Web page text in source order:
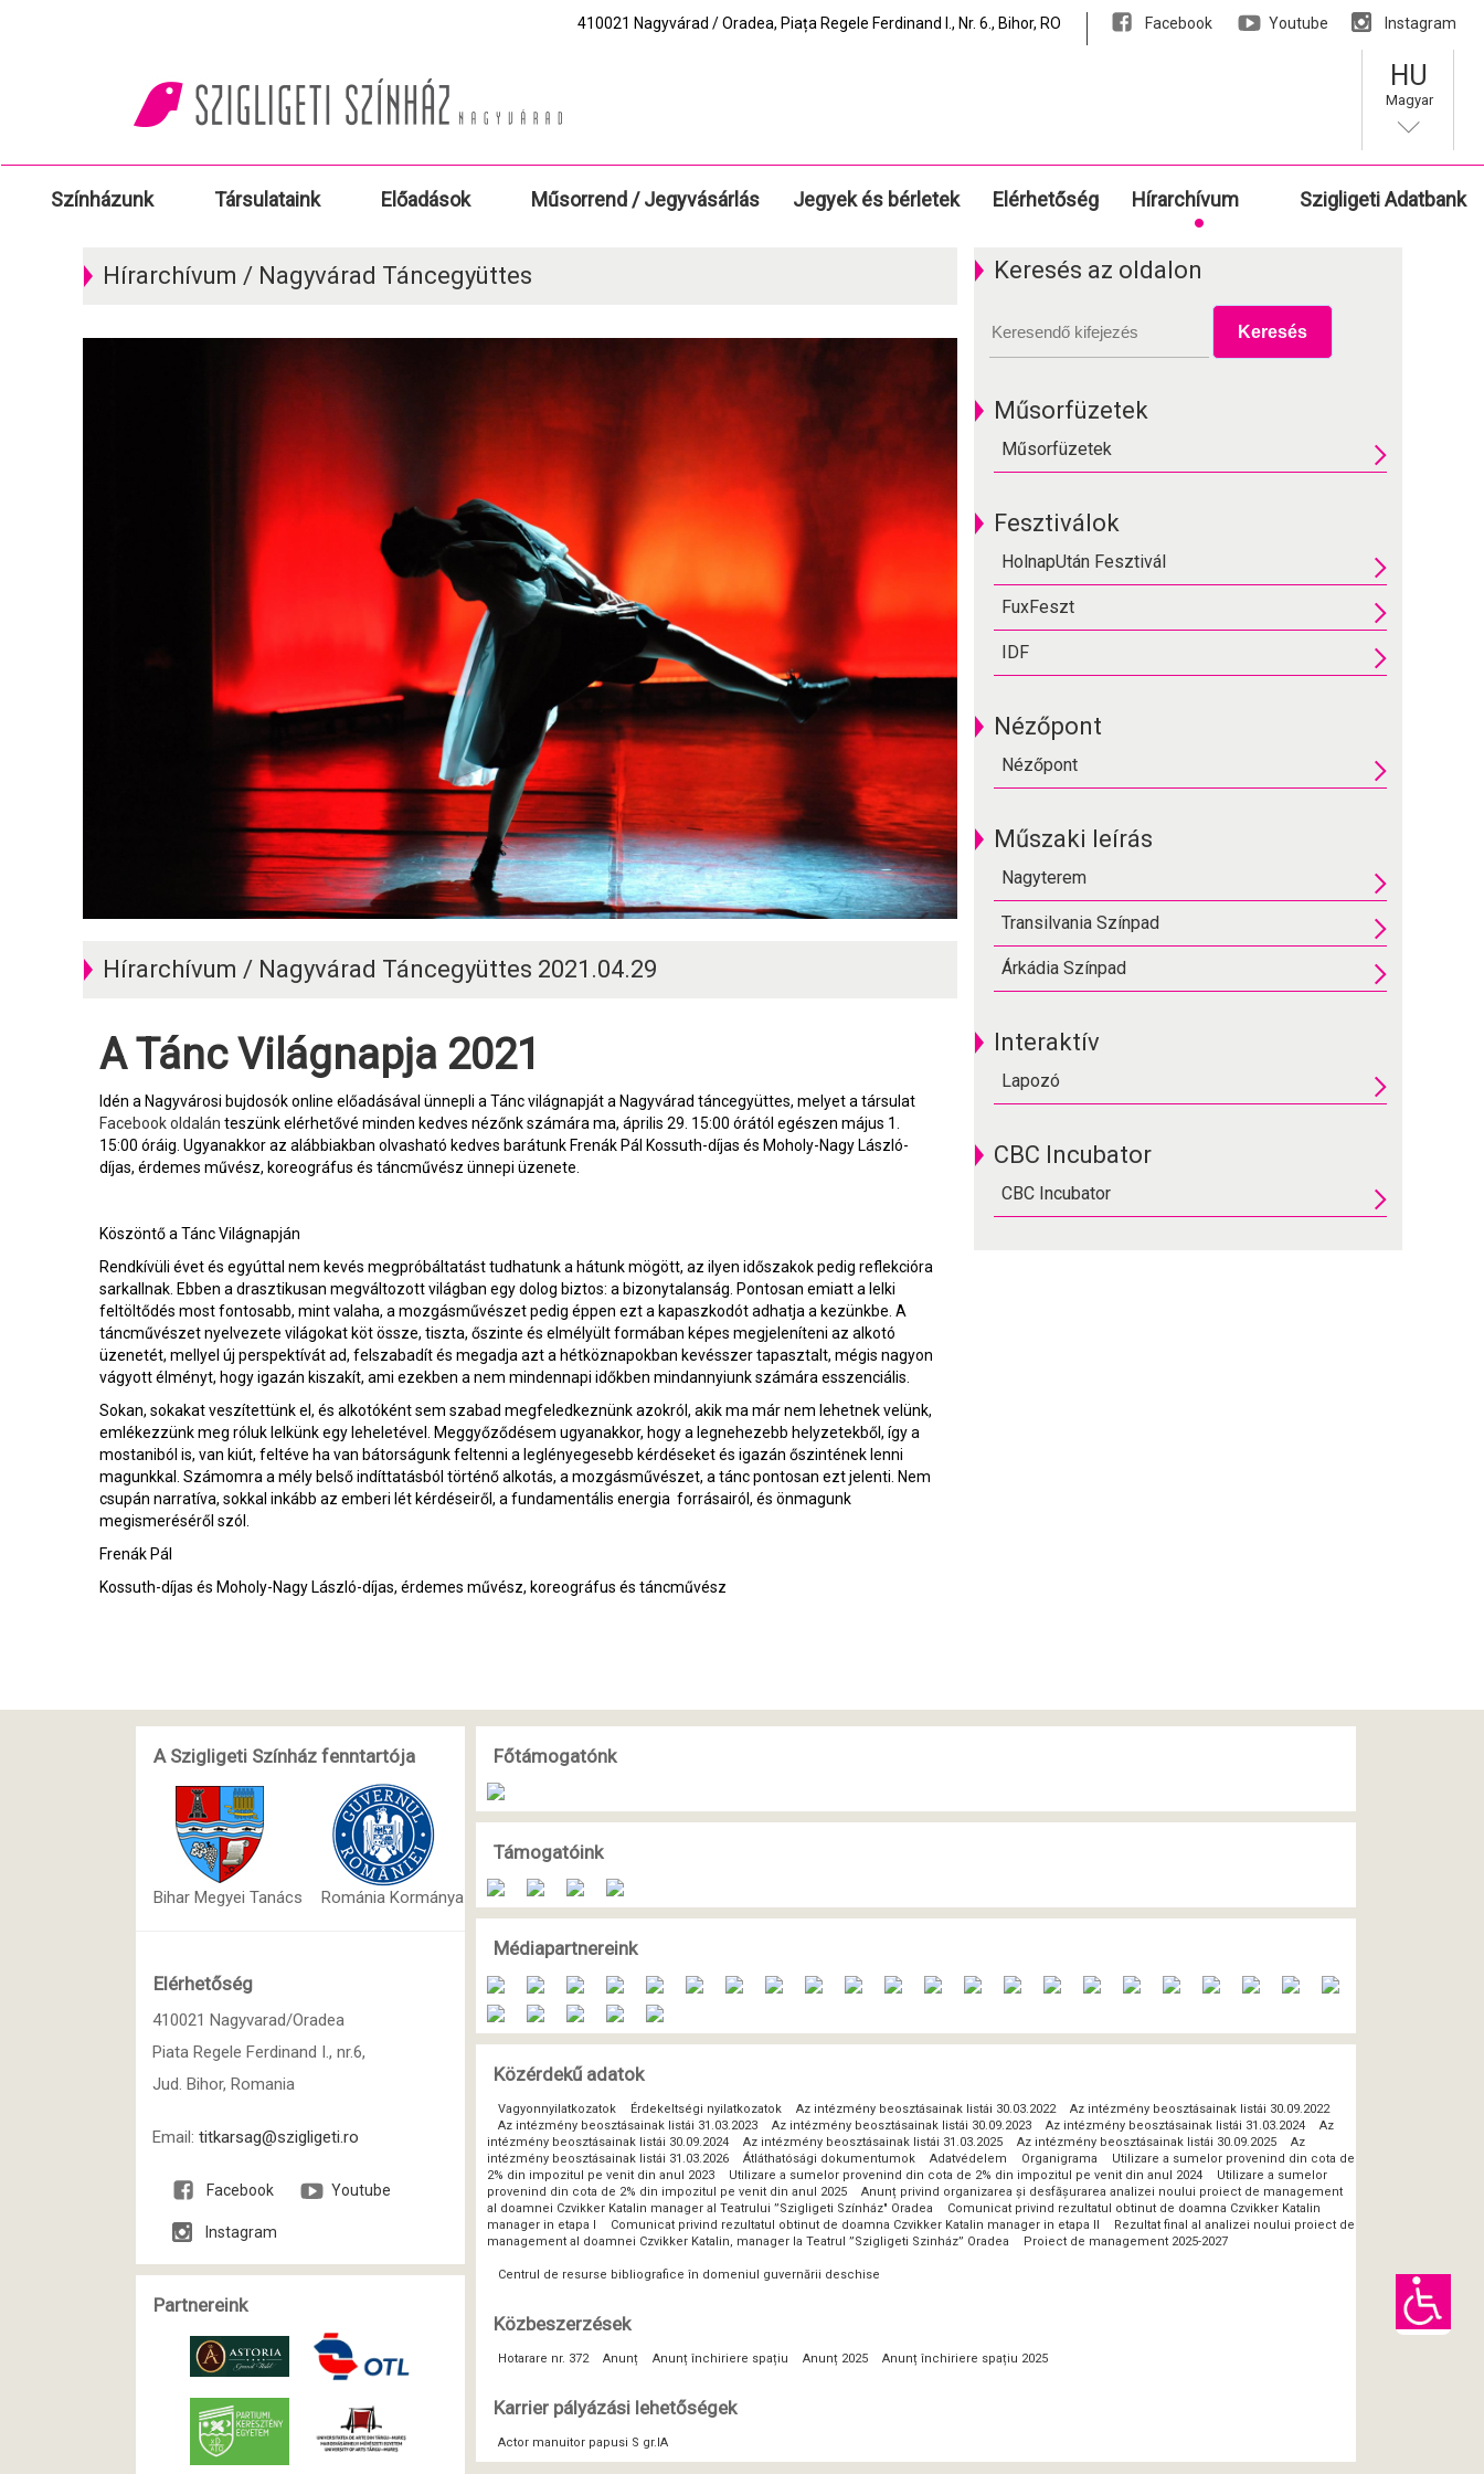
410021 Nagyvárad / Oradea, Piața Regele Ferdinand I., Nr. 6., Bihor, RO Facebook Youtube Instagram
HU
Magyar
Színházunk Társulataink Előadások Műsorrend / Jegyvásárlás Jegyek és bérletek Elérhetőség Hírarchívum Szigligeti Adatbank
Hírarchívum / Nagyvárad Táncegyüttes
Hírarchívum / Nagyvárad Táncegyüttes 2021.04.29
A Tánc Világnapja 2021
Idén a Nagyvárosi bujdosók online előadásával ünnepli a Tánc világnapját a Nagyvárad táncegyüttes, melyet a társulat
Facebook oldalán teszünk elérhetővé minden kedves nézőnk számára ma, április 29. 15:00 órától egészen május 1.
15:00 óráig. Ugyanakkor az alábbiakban olvasható kedves barátunk Frenák Pál Kossuth-díjas és Moholy-Nagy László-
díjas, érdemes művész, koreográfus és táncművész ünnepi üzenete.
Köszöntő a Tánc Világnapján
Rendkívüli évet és egyúttal nem kevés megpróbáltatást tudhatunk a hátunk mögött, az ilyen időszakok pedig reflekcióra
sarkallnak. Ebben a drasztikusan megváltozott világban egy dolog biztos: a bizonytalanság. Pontosan emiatt a lelki
feltöltődés most fontosabb, mint valaha, a mozgásművészet pedig éppen ezt a kapaszkodót adhatja a kezünkbe. A
táncművészet nyelvezete világokat köt össze, tiszta, őszinte és elmélyült formában képes megjeleníteni az alkotó
üzenetét, mellyel új perspektívát ad, felszabadít és megadja azt a hétköznapokban kevésszer tapasztalt, mégis nagyon
vágyott élményt, hogy igazán kiszakít, ami ezekben a nem mindennapi időkben mindannyiunk számára esszenciális.
Sokan, sokakat veszítettünk el, és alkotóként sem szabad megfeledkeznünk azokról, akik ma már nem lehetnek velünk,
emlékezzünk meg róluk lelkünk egy leheletével. Meggyőződésem ugyanakkor, hogy a legnehezebb helyzetekből, így a
mostaniból is, van kiút, feltéve ha van bátorságunk feltenni a leglényegesebb kérdéseket és igazán őszintének lenni
magunkkal. Számomra a mély belső indíttatásból történő alkotás, a mozgásművészet, a tánc pontosan ezt jelenti. Nem
csupán narratíva, sokkal inkább az emberi lét kérdéseiről, a fundamentális energia forrásairól, és önmagunk
megismeréséről szól.
Frenák Pál
Kossuth-díjas és Moholy-Nagy László-díjas, érdemes művész, koreográfus és táncművész
Keresés az oldalon
Műsorfüzetek
Műsorfüzetek
Fesztiválok
HolnapUtán Fesztivál
FuxFeszt
IDF
Nézőpont
Nézőpont
Műszaki leírás
Nagyterem
Transilvania Színpad
Árkádia Színpad
Interaktív
Lapozó
CBC Incubator
CBC Incubator
A Szigligeti Színház fenntartója
Bihar Megyei Tanács Románia Kormánya
Elérhetőség
410021 Nagyvarad/Oradea
Piata Regele Ferdinand I., nr.6,
Jud. Bihor, Romania
Email: titkarsag@szigligeti.ro
Facebook Youtube
Instagram
Partnereink
Főtámogatónk
Támogatóink
Médiapartnereink
Közérdekű adatok
Vagyonnyilatkozatok Érdekeltségi nyilatkozatok Az intézmény beosztásainak listái 30.03.2022
Az intézmény beosztásainak listái 30.09.2022
Az intézmény beosztásainak listái 31.03.2023
Az intézmény beosztásainak listái 30.09.2023 Az intézmény beosztásainak listái 31.03.2024
Az
intézmény beosztásainak listái 30.09.2024
Az intézmény beosztásainak listái 31.03.2025 Az intézmény beosztásainak listái 30.09.2025
Az
intézmény beosztásainak listái 31.03.2026
Átláthatósági dokumentumok Adatvédelem Organigrama
Utilizare a sumelor provenind din cota de
2% din impozitul pe venit din anul 2023
Utilizare a sumelor provenind din cota de 2% din impozitul pe venit din anul 2024
Utilizare a sumelor
provenind din cota de 2% din impozitul pe venit din anul 2025
Anunț privind organizarea și desfășurarea analizei noului proiect de management
al doamnei Czvikker Katalin manager al Teatrului ”Szigligeti Színház" Oradea
Comunicat privind rezultatul obtinut de doamna Czvikker Katalin
manager in etapa I
Comunicat privind rezultatul obtinut de doamna Czvikker Katalin manager in etapa II
Rezultat final al analizei noului proiect de
management al doamnei Czvikker Katalin, manager la Teatrul ”Szigligeti Szinház” Oradea
Proiect de management 2025-2027
Centrul de resurse bibliografice în domeniul guvernării deschise
Közbeszerzések
Hotarare nr. 372 Anunț Anunț închiriere spațiu Anunț 2025 Anunț închiriere spațiu 2025
Karrier pályázási lehetőségek
Actor manuitor papusi S gr.IA